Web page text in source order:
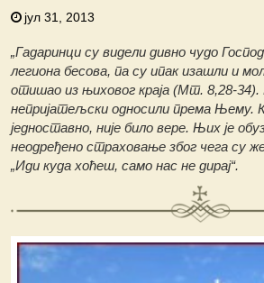
јул 31, 2013
„Гадаринци су видели дивно чудо
легиона бесова, па су ипак изашли и
отишао из њиховог краја (Мт. 8,28-34).
непријатељски односили према Њему.
једноставно, није било вере. Њих је
неодређено страховање због чега су
„Иди куда хоћеш, само нас не дирај“.